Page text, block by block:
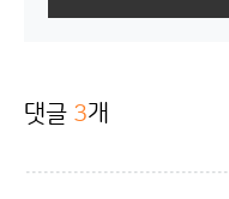
댓글 3개